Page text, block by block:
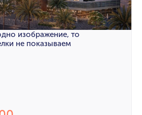
изображение, то
не показываем